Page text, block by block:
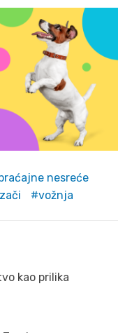
nesreće
vožnja
kao prilika